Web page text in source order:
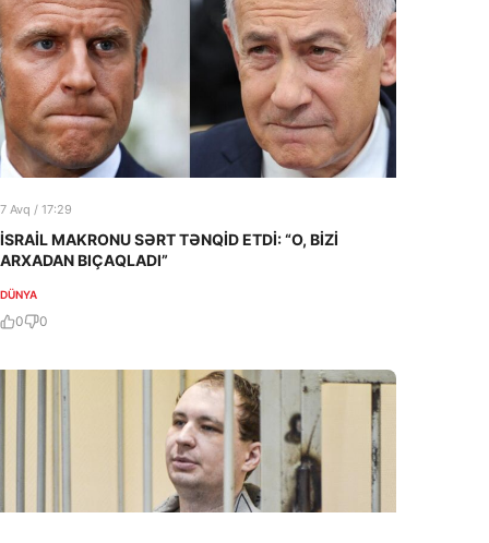
7 Avq / 17:29
İSRAİL MAKRONU SƏRT TƏNQİD ETDİ: “O, BİZİ
ARXADAN BIÇAQLADI”
DÜNYA
0 0